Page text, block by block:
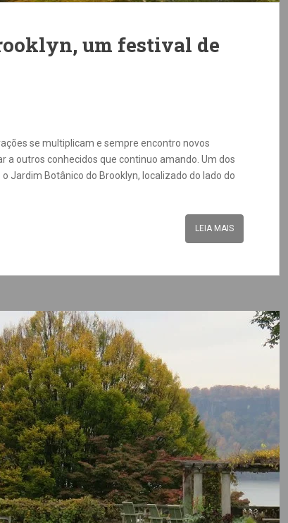
um festival de
se multiplicam e sempre encontro novos
a outros conhecidos que continuo amando. Um dos
Jardim Botânico do Brooklyn, localizado do lado do
LEIA MAIS